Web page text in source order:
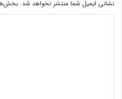
نشانی ایمیل شما منتشر نخواهد شد.